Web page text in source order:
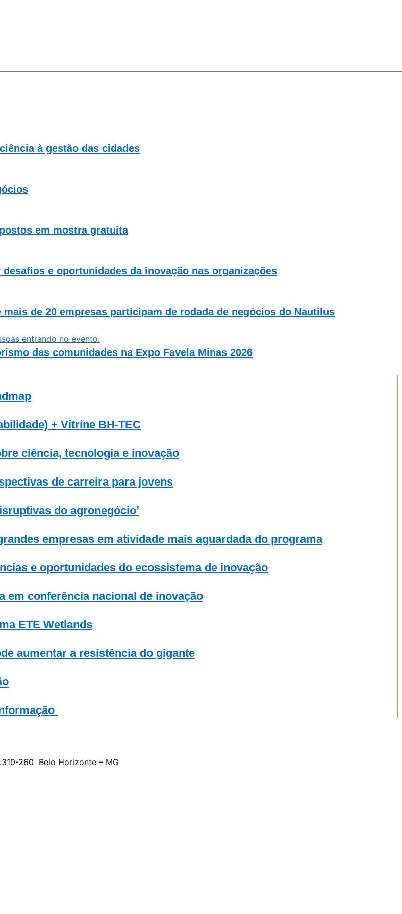
à gestão das cidades
em mostra gratuita
e oportunidades da inovação nas organizações
de 20 empresas participam de rodada de negócios do Nautilus
das comunidades na Expo Favela Minas 2026
+ Vitrine BH-TEC
ciência, tecnologia e inovação
de carreira para jovens
do agronegócio’
empresas em atividade mais aguardada do programa
e oportunidades do ecossistema de inovação
em conferência nacional de inovação
ETE Wetlands
aumentar a resistência do gigante
260 Belo Horizonte – MG